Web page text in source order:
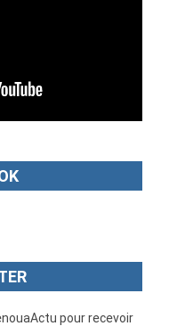
pour recevoir